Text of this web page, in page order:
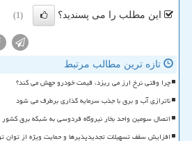
این مطلب را می پسندید؟ (1)
تازه ترین مطالب مرتبط
چرا وقتی نرخ ارز می ریزد، قیمت خودرو جهش می کند؟
ناترازی آب و برق با جذب سرمایه گذاری برطرف می شود
اتصال سومین واحد بخار نیروگاه فردوسی به شبکه برق کشور
افزایش سقف تسهیلات تجدیدپذیرها و حمایت ویژه از توان